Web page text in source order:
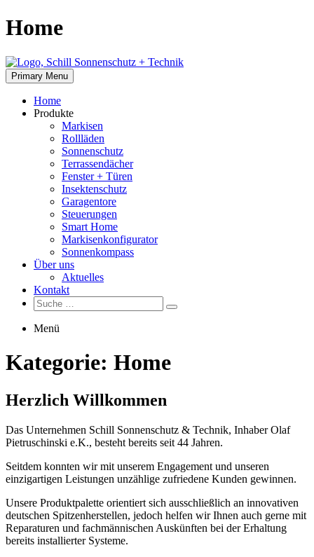
Skip
to
Home
Primary Menu
Home
Produkte
Markisen
Rollläden
Sonnenschutz
Terrassendächer
Fenster + Türen
Insektenschutz
Garagentore
Steuerungen
Smart Home
Markisenkonfigurator
Sonnenkompass
Über uns
Aktuelles
Kontakt
Suche:
Suche
Menü
Kategorie: Home
Herzlich Willkommen
Das Unternehmen Schill Sonnenschutz & Technik, Inhaber Olaf
Pietruschinski e.K., besteht bereits seit 44 Jahren.
Seitdem konnten wir mit unserem Engagement und unseren
einzigartigen Leistungen unzählige zufriedene Kunden gewinnen.
Unsere Produktpalette orientiert sich ausschließlich an innovativen
deutschen Spitzenherstellen, jedoch helfen wir Ihnen auch gerne mit
Reparaturen und fachmännischen Auskünften bei der Erhaltung
bereits installierter Systeme.